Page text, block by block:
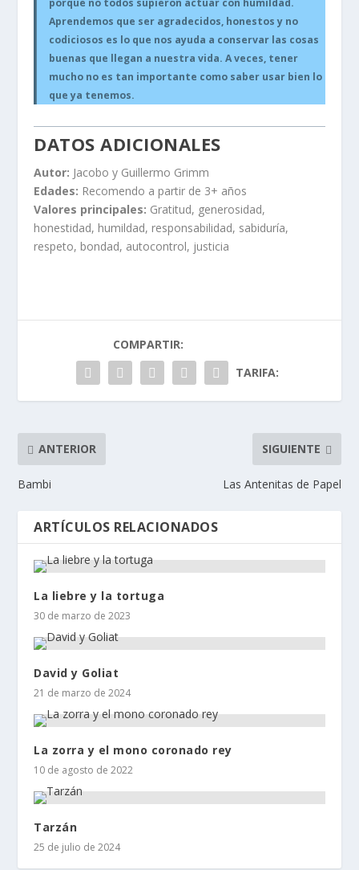
porque no todos supieron actuar con humildad.
Aprendemos que ser agradecidos, honestos y no
codiciosos es lo que nos ayuda a conservar las cosas
buenas que llegan a nuestra vida. A veces, tener
mucho no es tan importante como saber usar bien lo
que ya tenemos.
DATOS ADICIONALES
Autor: Jacobo y Guillermo Grimm
Edades: Recomendo a partir de 3+ años
Valores principales: Gratitud, generosidad,
honestidad, humildad, responsabilidad, sabiduría,
respeto, bondad, autocontrol, justicia
COMPARTIR:
TARIFA:
ANTERIOR
Bambi
SIGUIENTE
Las Antenitas de Papel
ARTÍCULOS RELACIONADOS
La liebre y la tortuga
30 de marzo de 2023
David y Goliat
21 de marzo de 2024
La zorra y el mono coronado rey
10 de agosto de 2022
Tarzán
25 de julio de 2024